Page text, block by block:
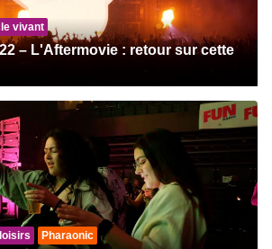
vivant
– L'Aftermovie : retour sur cette
Pharaonic